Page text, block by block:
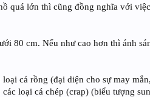
quá lớn thì cũng đồng nghĩa với
80 cm. Nếu như cao hơn thì ánh
cá rồng (đại diện cho sự may
loại cá chép (crap) (biểu tượng